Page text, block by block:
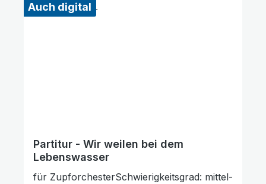
Auch digital
Partitur - Wir weilen bei dem
Lebenswasser
für ZupforchesterSchwierigkeitsgrad: mittel-